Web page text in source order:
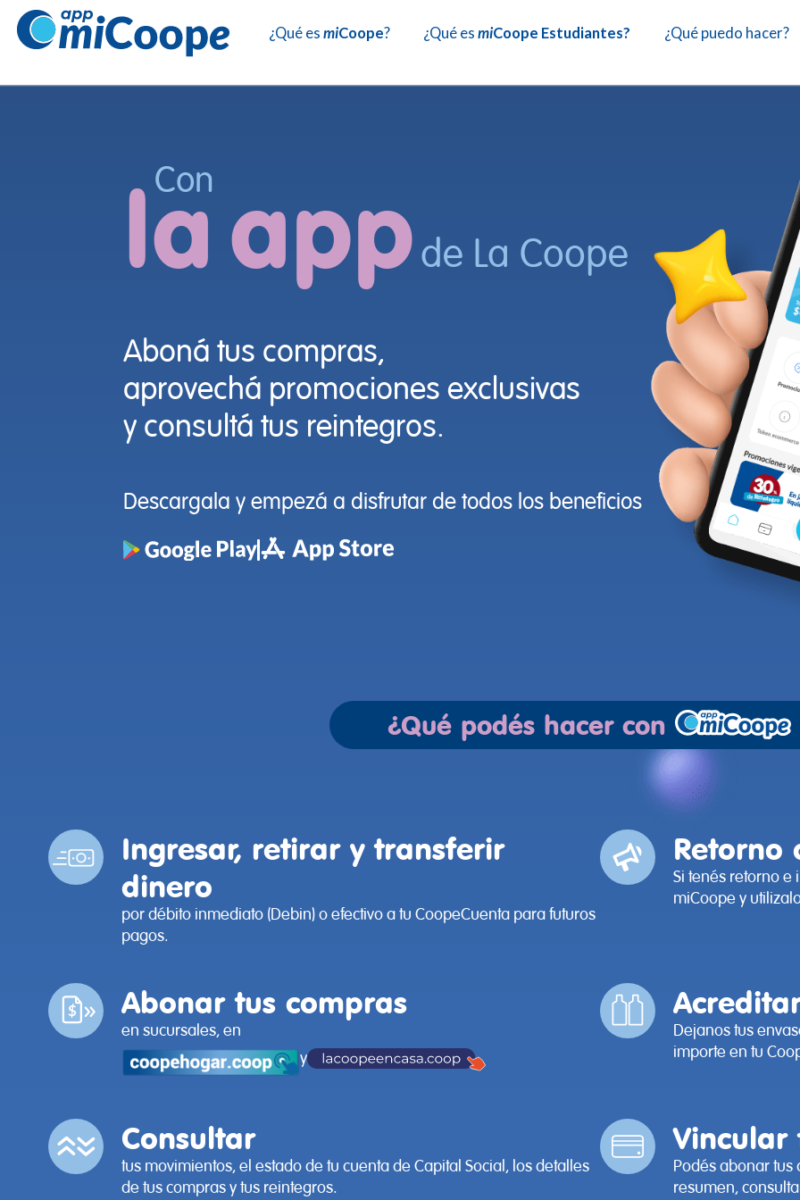
¿Qué es miCoope? ¿Qué esmiCoope Estudiantes? ¿Qué puedo hacer?
Con
laapp de La Coope
Aboná tus compras,
aprovechá promociones exclusivas
y consultá tus reintegros.
Descargala y empezá a disfrutar de todos los beneficios
¿Qué podés hacer con
Ingresar, retirar y transferir
dinero
por débito inmediato (Debin) o efectivo a tu CoopeCuenta para futuros
pagos.
Retorno
Si tenés retorno e
miCoope y
Abonar tus compras
en sucursales, en
y
Dejanos tus
importe en tu
Consultar
tus movimientos, el estado de tu cuenta de Capital Social, los detalles
de tus compras y tus reintegros.
Vincular
Podés abonar tus
resumen,